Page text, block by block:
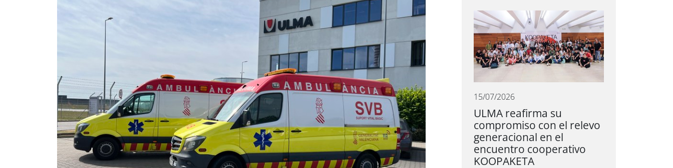
15/07/2026
ULMA reafirma su
compromiso con el relevo
generacional en el
encuentro cooperativo
KOOPAKETA